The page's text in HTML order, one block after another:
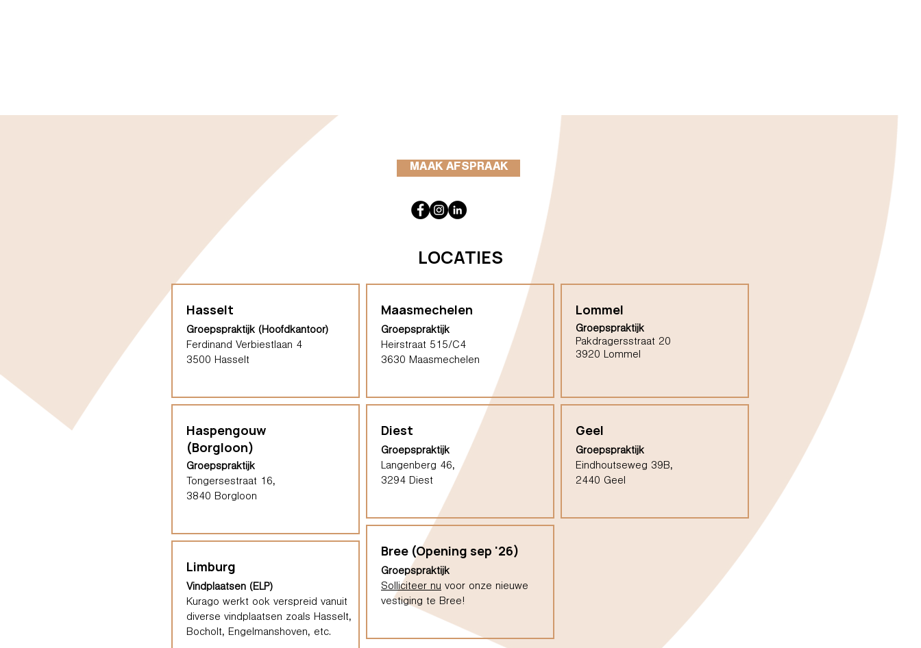
MAAK AFSPRAAK
LOCATIES
Hasselt
Groepspraktijk (Hoofdkantoor)
Ferdinand Verbiestlaan 4
3500 Hasselt
Haspengouw
(Borgloon)
Groepspraktijk
Tongersestraat 16,
3840 Borgloon
Limburg
Vindplaatsen (ELP)
Kurago werkt ook verspreid vanuit
diverse vindplaatsen zoals Hasselt,
Bocholt, Engelmanshoven, etc.
Maasmechelen
Groepspraktijk
Heirstraat 515/C4
3630 Maasmechelen
Diest
Groepspraktijk
Langenberg 46,
3294 Diest
Bree (Opening sep '26)
Groepspraktijk
Solliciteer nu voor onze nieuwe
vestiging te Bree!
Lommel
Groepspraktijk
Pakdragersstraat 20
3920 Lommel
Geel
Groepspraktijk
Eindhoutseweg 39B,
2440 Geel